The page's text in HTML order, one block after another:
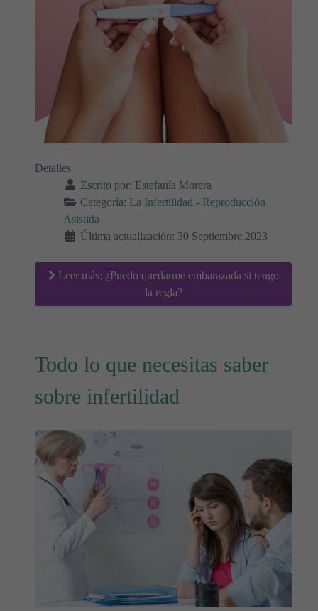
Detalles
Escrito por: Estefanía Morera
Categoría: La Infertilidad - Reproducción
Asistida
Última actualización: 30 Septiembre 2023
Leer más: ¿Puedo quedarme embarazada si tengo
la regla?
Todo lo que necesitas saber
sobre infertilidad